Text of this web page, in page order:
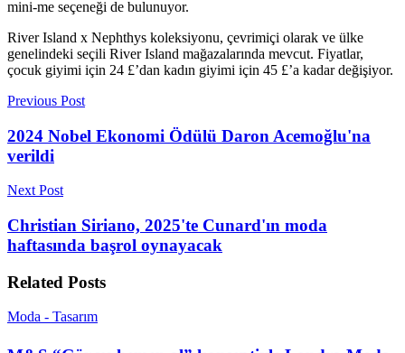
mini-me seçeneği de bulunuyor.
River Island x Nephthys koleksiyonu, çevrimiçi olarak ve ülke
genelindeki seçili River Island mağazalarında mevcut. Fiyatlar,
çocuk giyimi için 24 £’dan kadın giyimi için 45 £’a kadar değişiyor.
Previous Post
2024 Nobel Ekonomi Ödülü Daron Acemoğlu'na
verildi
Next Post
Christian Siriano, 2025'te Cunard'ın moda
haftasında başrol oynayacak
Related Posts
Moda - Tasarım